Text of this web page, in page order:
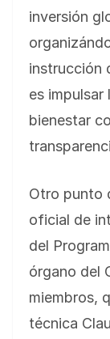
inversión
instrucción
es
bienestar
Otro punto
oficial de
del
órgano del
miembros,
técnica